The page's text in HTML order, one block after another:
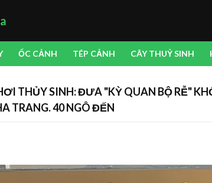
ỐC CẢNH TÉP CẢNH CÂY THUỶ SINH
THỦY SINH: ĐƯA "KỲ QUAN BỘ RỄ"
TRANG. 40 NGÔ ĐẾN